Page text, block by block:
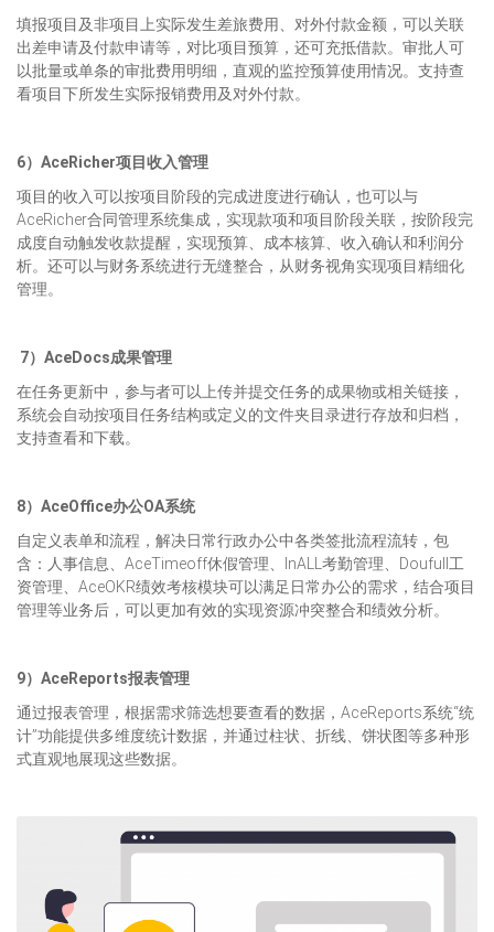
填报项目及非项目上实际发生差旅费用、对外付款金额，可以关联
出差申请及付款申请等，对比项目预算，还可充抵借款。审批人可
以批量或单条的审批费用明细，直观的监控预算使用情况。支持查
看项目下所发生实际报销费用及对外付款。
6）AceRicher项目收入管理
项目的收入可以按项目阶段的完成进度进行确认，也可以与
AceRicher合同管理系统集成，实现款项和项目阶段关联，按阶段完
成度自动触发收款提醒，实现预算、成本核算、收入确认和利润分
析。还可以与财务系统进行无缝整合，从财务视角实现项目精细化
管理。
7）AceDocs成果管理
在任务更新中，参与者可以上传并提交任务的成果物或相关链接，
系统会自动按项目任务结构或定义的文件夹目录进行存放和归档，
支持查看和下载。
8）AceOffice办公OA系统
自定义表单和流程，解决日常行政办公中各类签批流程流转，包
含：人事信息、AceTimeoff休假管理、InALL考勤管理、Doufull工
资管理、AceOKR绩效考核模块可以满足日常办公的需求，结合项目
管理等业务后，可以更加有效的实现资源冲突整合和绩效分析。
9）AceReports报表管理
通过报表管理，根据需求筛选想要查看的数据，AceReports系统“统
计”功能提供多维度统计数据，并通过柱状、折线、饼状图等多种形
式直观地展现这些数据。